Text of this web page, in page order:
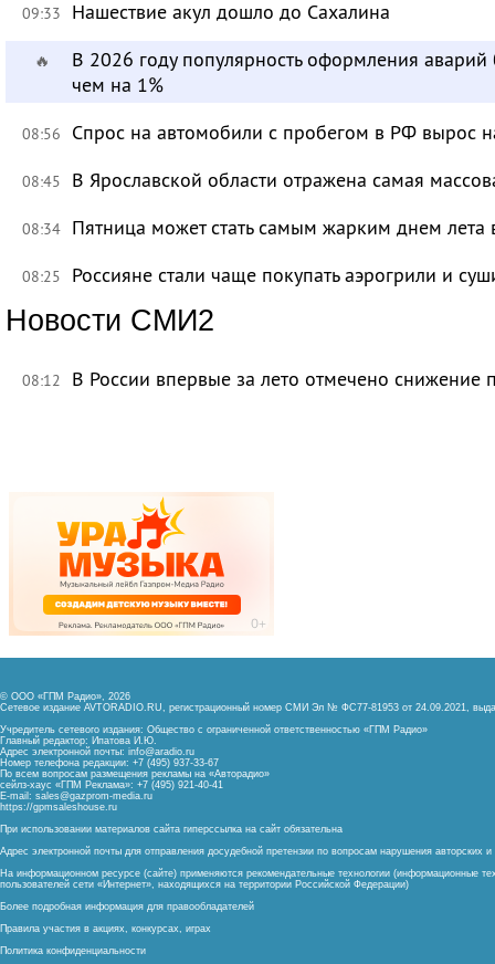
09:33 Нашествие акул дошло до Сахалина
🔥
В 2026 году популярность оформления
чем на 1%
08:56 Спрос на автомобили с пробегом в РФ вырос
08:45 В Ярославской области отражена самая
08:34 Пятница может стать самым жарким днем лета
08:25 Россияне стали чаще покупать аэрогрили и
Новости СМИ2
08:12 В России впервые за лето отмечено снижение
© ООО «ГПМ Радио», 2026
Сетевое издание AVTORADIO.RU, регистрационный номер СМИ Эл № ФС77-81953 от 24.09.2021,
Учредитель сетевого издания: Общество с ограниченной ответственностью «ГПМ Радио»
Главный редактор: Ипатова И.Ю.
Адрес электронной почты: info@aradio.ru
Номер телефона редакции: +7 (495) 937-33-67
По всем вопросам размещения рекламы на «Авторадио»
сейлз-хаус «ГПМ Реклама»: +7 (495) 921-40-41
E-mail: sales@gazprom-media.ru
https://gpmsaleshouse.ru
При использовании материалов сайта гиперссылка на сайт обязательна
Адрес электронной почты для отправления досудебной претензии по вопросам нарушения авторских
На информационном ресурсе (сайте) применяются рекомендательные технологии (информационные
пользователей сети «Интернет», находящихся на территории Российской Федерации)
Более подробная информация для правообладателей
Правила участия в акциях, конкурсах, играх
Политика конфиденциальности